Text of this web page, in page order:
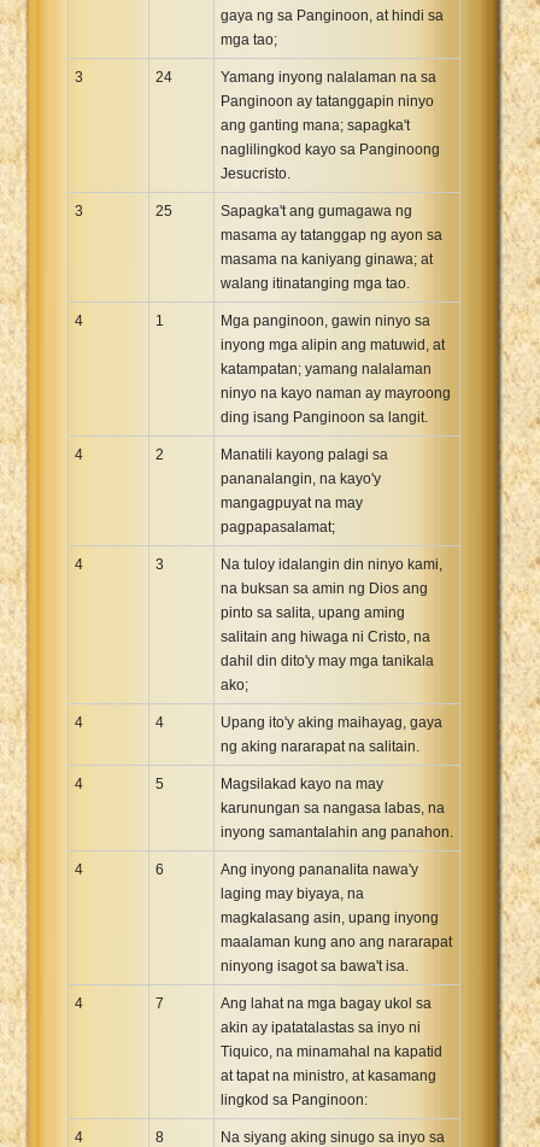
gaya ng sa Panginoon, at hindi sa
mga tao;
3 24
Yamang inyong nalalaman na sa
Panginoon ay tatanggapin ninyo
ang ganting mana; sapagka't
naglilingkod kayo sa Panginoong
Jesucristo.
3 25
Sapagka't ang gumagawa ng
masama ay tatanggap ng ayon sa
masama na kaniyang ginawa; at
walang itinatanging mga tao.
4 1
Mga panginoon, gawin ninyo sa
inyong mga alipin ang matuwid, at
katampatan; yamang nalalaman
ninyo na kayo naman ay mayroong
ding isang Panginoon sa langit.
4 2
Manatili kayong palagi sa
pananalangin, na kayo'y
mangagpuyat na may
pagpapasalamat;
4 3
Na tuloy idalangin din ninyo kami,
na buksan sa amin ng Dios ang
pinto sa salita, upang aming
salitain ang hiwaga ni Cristo, na
dahil din dito'y may mga tanikala
ako;
4 4
Upang ito'y aking maihayag, gaya
ng aking nararapat na salitain.
4 5
Magsilakad kayo na may
karunungan sa nangasa labas, na
inyong samantalahin ang panahon.
4 6
Ang inyong pananalita nawa'y
laging may biyaya, na
magkalasang asin, upang inyong
maalaman kung ano ang nararapat
ninyong isagot sa bawa't isa.
4 7
Ang lahat na mga bagay ukol sa
akin ay ipatatalastas sa inyo ni
Tiquico, na minamahal na kapatid
at tapat na ministro, at kasamang
lingkod sa Panginoon:
4 8
Na siyang aking sinugo sa inyo sa